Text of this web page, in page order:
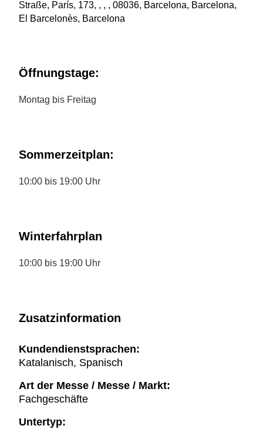
Straße, París, 173, , , , 08036, Barcelona, Barcelona,
El Barcelonès, Barcelona
Öffnungstage:
Montag bis Freitag
Sommerzeitplan:
10:00 bis 19:00 Uhr
Winterfahrplan
10:00 bis 19:00 Uhr
Zusatzinformation
Kundendienstsprachen:
Katalanisch, Spanisch
Art der Messe / Messe / Markt:
Fachgeschäfte
Untertyp: